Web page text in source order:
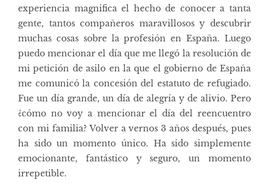
experiencia magnifica el hecho de conocer a tanta
gente, tantos compañeros maravillosos y descubrir
muchas cosas sobre la profesión en España. Luego
puedo mencionar el día que me llegó la resolución de
mi petición de asilo en la que el gobierno de España
me comunicó la concesión del estatuto de refugiado.
Fue un día grande, un día de alegría y de alivio. Pero
¿cómo no voy a mencionar el día del reencuentro
con mi familia? Volver a vernos 3 años después, pues
ha sido un momento único. Ha sido simplemente
emocionante, fantástico y seguro, un momento
irrepetible.